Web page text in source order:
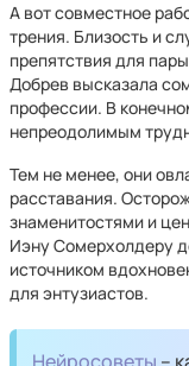
А вот совместное
трения. Близость и
препятствия для
Добрев высказала
профессии. В
непреодолимым
Тем не менее, они
расставания.
знаменитостями и
Иэну Сомерхолдеру
источником
для энтузиастов.